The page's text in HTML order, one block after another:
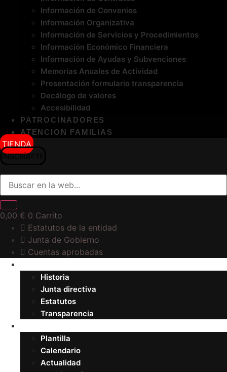
Información de Convenios
Información Organizativa
Información de Servicios y Procedimientos
Información Económico Financiera
Información de Ayudas y Subvenciones
Memorias Anuales de Actividad
Presentación formulario transparencia
Decálogo de valores
Accesibilidad
PATROCINADORES
ATENCION FAMILIAS
TIENDA
INSCRÍBETE
0,00 € 0 Carrito
Estatutos de la entidad
Junta de Gobierno
Cuentas aprobadas
Historia
Junta directiva
Estatutos
Transparencia
Plantilla
Calendario
Actualidad